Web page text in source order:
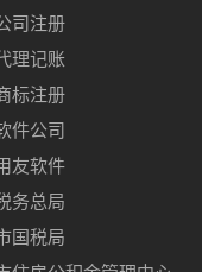
司注册
理记账
标注册
件公司
友软件
务总局
国税局